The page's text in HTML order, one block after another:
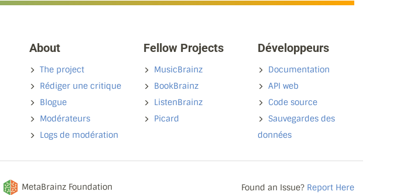
About
The project
Rédiger une critique
Blogue
Modérateurs
Logs de modération
Fellow Projects
MusicBrainz
BookBrainz
ListenBrainz
Picard
Développeurs
Documentation
API web
Code source
Sauvegardes des
données
MetaBrainz Foundation Found an Issue? Report Here